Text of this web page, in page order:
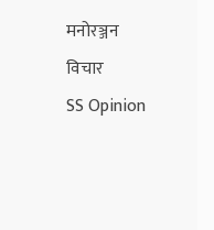
मनोरञ्जन
विचार
SS Opinion